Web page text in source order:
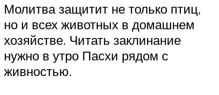
Молитва защитит не только птиц,
но и всех животных в домашнем
хозяйстве. Читать заклинание
нужно в утро Пасхи рядом с
живностью.